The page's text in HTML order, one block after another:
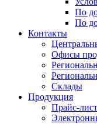
По
По
Контакты
Офисы
Склады
Продукция
Прайс-